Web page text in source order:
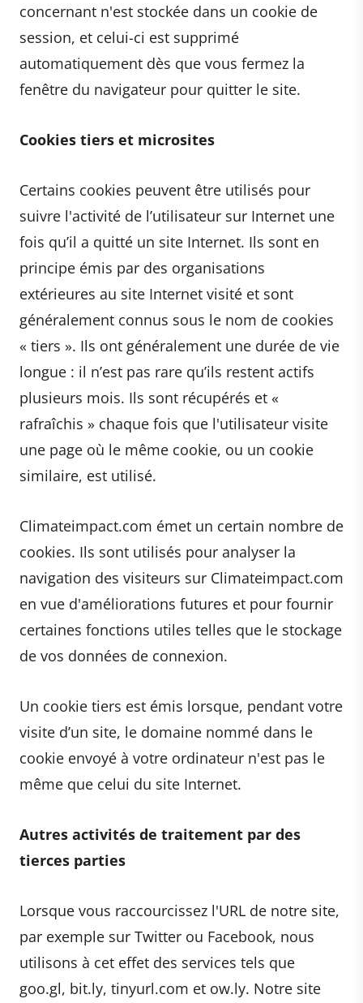
concernant n'est stockée dans un cookie de
session, et celui-ci est supprimé
automatiquement dès que vous fermez la
fenêtre du navigateur pour quitter le site.
Cookies tiers et microsites
Certains cookies peuvent être utilisés pour
suivre l'activité de l’utilisateur sur Internet une
fois qu’il a quitté un site Internet. Ils sont en
principe émis par des organisations
extérieures au site Internet visité et sont
généralement connus sous le nom de cookies
« tiers ». Ils ont généralement une durée de vie
longue : il n’est pas rare qu’ils restent actifs
plusieurs mois. Ils sont récupérés et «
rafraîchis » chaque fois que l'utilisateur visite
une page où le même cookie, ou un cookie
similaire, est utilisé.
Climateimpact.com émet un certain nombre de
cookies. Ils sont utilisés pour analyser la
navigation des visiteurs sur Climateimpact.com
en vue d'améliorations futures et pour fournir
certaines fonctions utiles telles que le stockage
de vos données de connexion.
Un cookie tiers est émis lorsque, pendant votre
visite d’un site, le domaine nommé dans le
cookie envoyé à votre ordinateur n'est pas le
même que celui du site Internet.
Autres activités de traitement par des
tierces parties
Lorsque vous raccourcissez l'URL de notre site,
par exemple sur Twitter ou Facebook, nous
utilisons à cet effet des services tels que
goo.gl, bit.ly, tinyurl.com et ow.ly. Notre site